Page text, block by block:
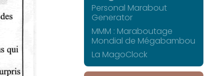
Personal Marabout
Generator
MMM : Maraboutage
Mondial de Mégabambou
La MagoClock